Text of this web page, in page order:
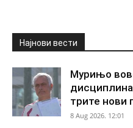
Најнови вести
Мурињо
трите нови
8 Aug 2026. 12:01